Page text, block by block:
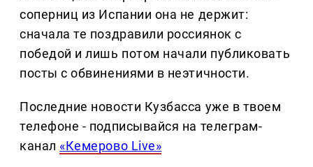
соперниц из Испании она не держит:
сначала те поздравили россиянок с
победой и лишь потом начали публиковать
посты с обвинениями в неэтичности.
Последние новости Кузбасса уже в твоем
телефоне - подписывайся на телеграм-
канал «Кемерово Live»